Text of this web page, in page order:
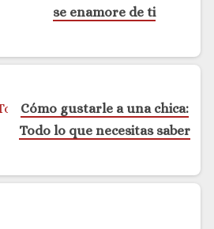
se enamore de ti
Cómo gustarle a una chica:
Todo lo que necesitas saber